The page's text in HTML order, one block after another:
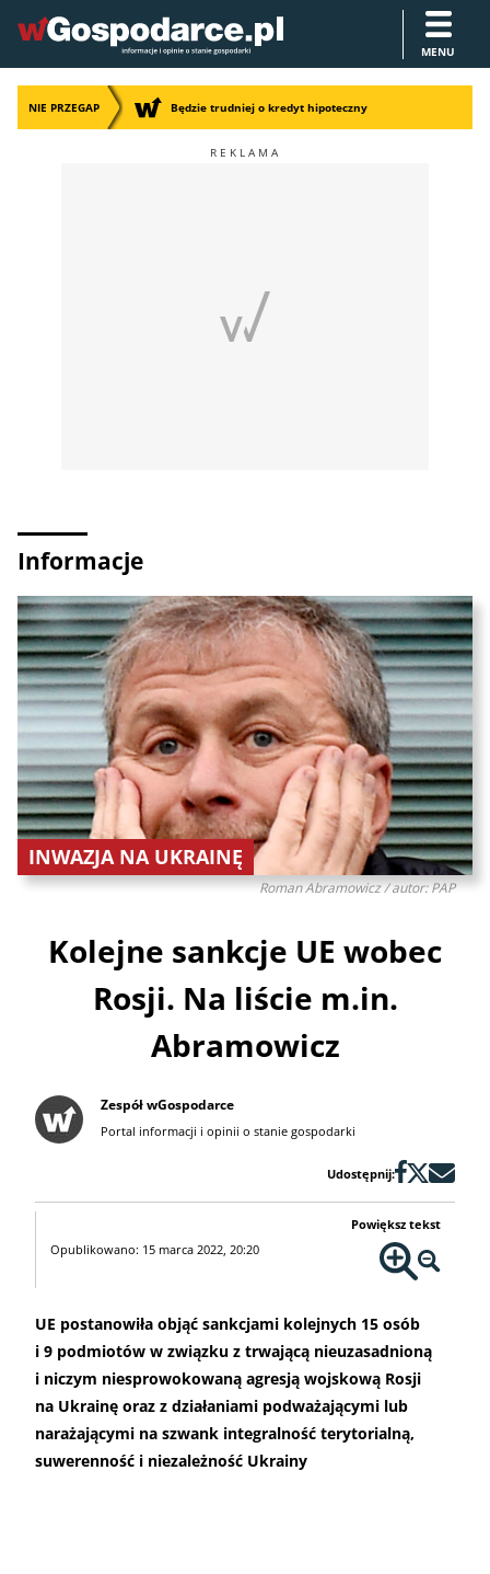
MENU
NIE PRZEGAP Będzie trudniej o kredyt hipoteczny
Informacje
Roman Abramowicz / autor: PAP
INWAZJA NA UKRAINĘ
Kolejne sankcje UE wobec
Rosji. Na liście m.in.
Abramowicz
Zespół wGospodarce
Portal informacji i opinii o stanie gospodarki
Udostępnij:
Opublikowano: 15 marca 2022, 20:20
Powiększ tekst
UE postanowiła objąć sankcjami kolejnych 15 osób
i 9 podmiotów w związku z trwającą nieuzasadnioną
i niczym niesprowokowaną agresją wojskową Rosji
na Ukrainę oraz z działaniami podważającymi lub
narażającymi na szwank integralność terytorialną,
suwerenność i niezależność Ukrainy